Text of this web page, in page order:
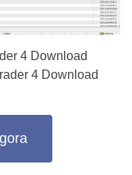
4 Download
4 Download